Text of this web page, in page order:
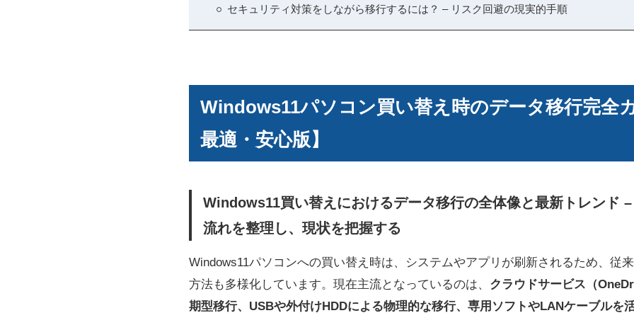
セキュリティ対策をしながら移行するには？ – リスク回避の現実的手順
Windows11パソコン買い替え時のデータ移行完全
最適・安心版】
Windows11買い替えにおけるデータ移行の全体像と最新トレンド
流れを整理し、現状を把握する
Windows11パソコンへの買い替え時は、システムやアプリが刷新されるため、従
方法も多様化しています。現在主流となっているのは、 クラウドサービス（
期型移行、USBや外付けHDDによる物理的な移行、専用ソフトやLANケーブルを